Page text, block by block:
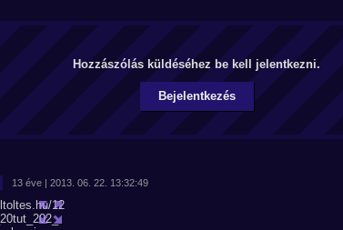
Hozzászólás küldéséhez be kell jelentkezni.
Bejelentkezés
13 éve | 2013. 06. 22. 13:32:49